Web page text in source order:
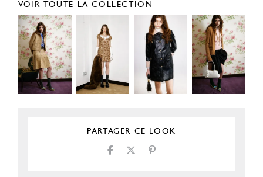
VOIR TOUTE LA COLLECTION
PARTAGER CE LOOK